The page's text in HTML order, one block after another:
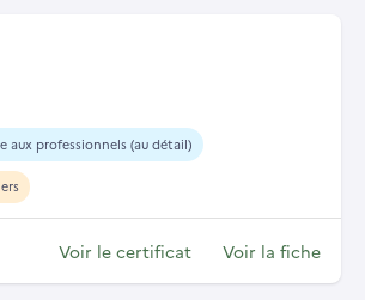
aux professionnels (au détail)
Voir le certificat Voir la fiche